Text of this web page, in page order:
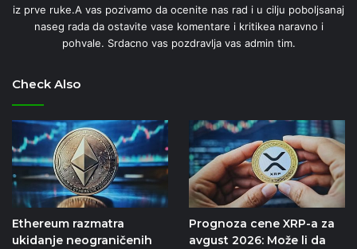
iz prve ruke.A vas pozivamo da ocenite nas rad i u cilju poboljsanaj
naseg rada da ostavite vase komentare i kritikea naravno i
pohvale. Srdacno vas pozdravlja vas admin tim.
Check Also
Ethereum razmatra
ukidanje neograničenih
Prognoza cene XRP-a za
avgust 2026: Može li da